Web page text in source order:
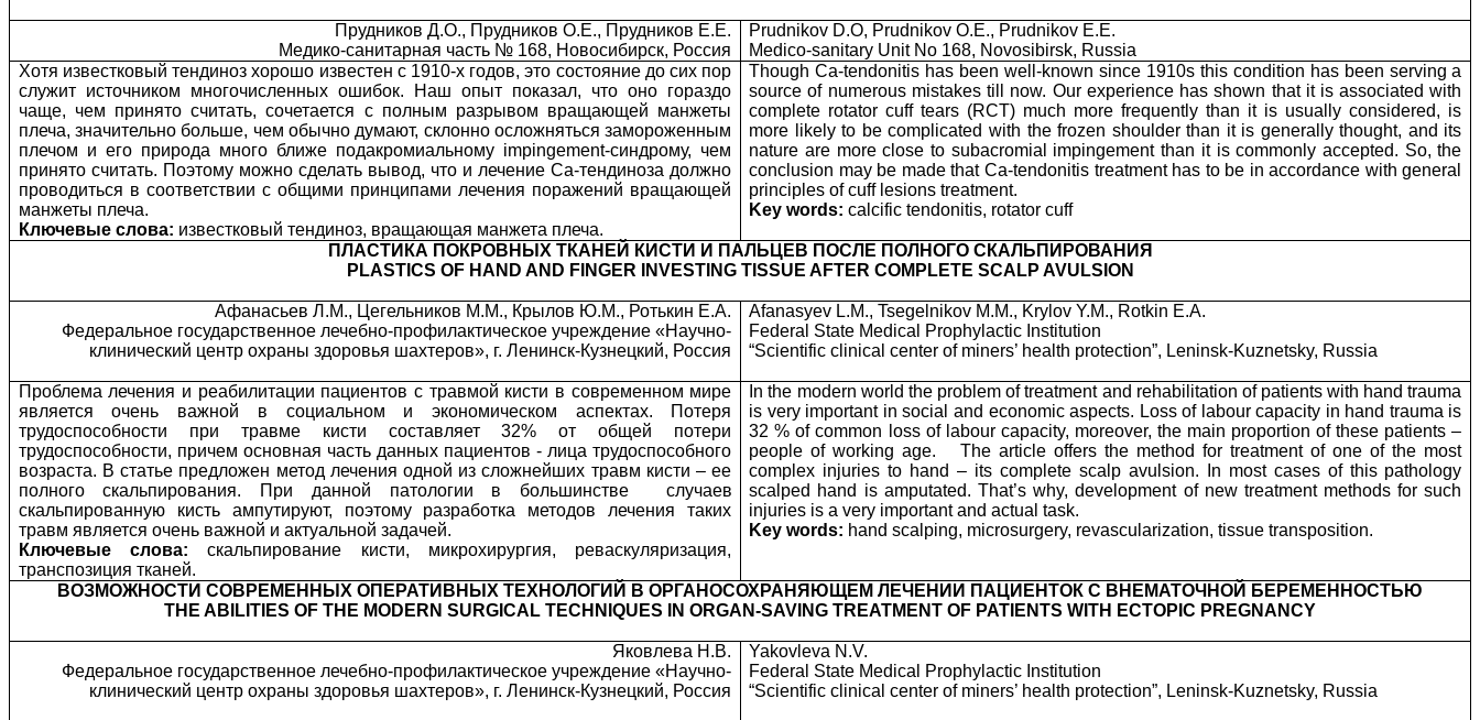
Прудников Д.О., Прудников О.Е., Прудников Е.Е.
Медико-санитарная часть № 168, Новосибирск, Россия
Prudnikov D.O, Prudnikov O.E., Prudnikov E.E.
Medico-sanitary Unit No 168, Novosibirsk, Russia
Хотя известковый тендиноз хорошо известен с 1910-х годов, это состояние до сих пор
служит источником многочисленных ошибок. Наш опыт показал, что оно гораздо
чаще, чем принято считать, сочетается с полным разрывом вращающей манжеты
плеча, значительно больше, чем обычно думают, склонно осложняться замороженным
плечом и его природа много ближе подакромиальному impingement-синдрому, чем
принято считать. Поэтому можно сделать вывод, что и лечение Са-тендиноза должно
проводиться в соответствии с общими принципами лечения поражений вращающей
манжеты плеча.
Ключевые слова: известковый тендиноз, вращающая манжета плеча.
Though Ca-tendonitis has been well-known since 1910s this condition has been serving a
source of numerous mistakes till now. Our experience has shown that it is associated with
complete rotator cuff tears (RCT) much more frequently than it is usually considered, is
more likely to be complicated with the frozen shoulder than it is generally thought, and its
nature are more close to subacromial impingement than it is commonly accepted. So, the
conclusion may be made that Ca-tendonitis treatment has to be in accordance with general
principles of cuff lesions treatment.
Key words: calcific tendonitis, rotator cuff
ПЛАСТИКА ПОКРОВНЫХ ТКАНЕЙ КИСТИ И ПАЛЬЦЕВ ПОСЛЕ ПОЛНОГО СКАЛЬПИРОВАНИЯ
PLASTICS OF HAND AND FINGER INVESTING TISSUE AFTER COMPLETE SCALP AVULSION
Афанасьев Л.М., Цегельников М.М., Крылов Ю.М., Ротькин Е.А.
Федеральное государственное лечебно-профилактическое учреждение «Научно-
клинический центр охраны здоровья шахтеров», г. Ленинск-Кузнецкий, Россия
Afanasyev L.M., Tsegelnikov M.M., Krylov Y.M., Rotkin E.A.
Federal State Medical Prophylactic Institution
“Scientific clinical center of miners’ health protection”, Leninsk-Kuznetsky, Russia
Проблема лечения и реабилитации пациентов с травмой кисти в современном мире
является очень важной в социальном и экономическом аспектах. Потеря
трудоспособности при травме кисти составляет 32% от общей потери
трудоспособности, причем основная часть данных пациентов - лица трудоспособного
возраста. В статье предложен метод лечения одной из сложнейших травм кисти – ее
полного скальпирования. При данной патологии в большинстве
случаев
скальпированную кисть ампутируют, поэтому разработка методов лечения таких
травм является очень важной и актуальной задачей.
Ключевые слова: скальпирование кисти, микрохирургия, реваскуляризация,
транспозиция тканей.
In the modern world the problem of treatment and rehabilitation of patients with hand trauma
is very important in social and economic aspects. Loss of labour capacity in hand trauma is
32 % of common loss of labour capacity, moreover, the main proportion of these patients –
people of working age.
The article offers the method for treatment of one of the most
complex injuries to hand – its complete scalp avulsion. In most cases of this pathology
scalped hand is amputated. That’s why, development of new treatment methods for such
injuries is a very important and actual task.
Key words: hand scalping, microsurgery, revascularization, tissue transposition.
ВОЗМОЖНОСТИ СОВРЕМЕННЫХ ОПЕРАТИВНЫХ ТЕХНОЛОГИЙ В ОРГАНОСОХРАНЯЮЩЕМ ЛЕЧЕНИИ ПАЦИЕНТОК С ВНЕМАТОЧНОЙ БЕРЕМЕННОСТЬЮ
THE ABILITIES OF THE MODERN SURGICAL TECHNIQUES IN ORGAN-SAVING TREATMENT OF PATIENTS WITH ECTOPIC PREGNANCY
Яковлева Н.В.
Федеральное государственное лечебно-профилактическое учреждение «Научно-
клинический центр охраны здоровья шахтеров», г. Ленинск-Кузнецкий, Россия
Yakovleva N.V.
Federal State Medical Prophylactic Institution
“Scientific clinical center of miners’ health protection”, Leninsk-Kuznetsky, Russia